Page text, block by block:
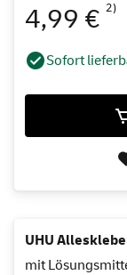
4,99 € 2)
Sofort
UHU
mit